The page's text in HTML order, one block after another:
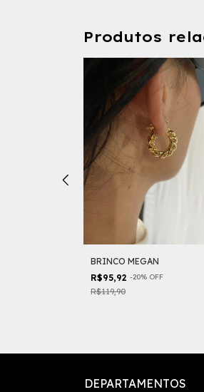
Produtos
BRINCO MEGAN
R$95,92 -20% OFF
R$119,90
DEPARTAMENTOS